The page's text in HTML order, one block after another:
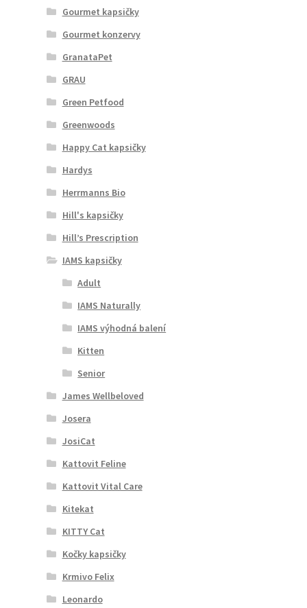
Gourmet kapsičky
Gourmet konzervy
GranataPet
GRAU
Green Petfood
Greenwoods
Happy Cat kapsičky
Hardys
Herrmanns Bio
Hill's kapsičky
Hill’s Prescription
IAMS kapsičky
Adult
IAMS Naturally
IAMS výhodná balení
Kitten
Senior
James Wellbeloved
Josera
JosiCat
Kattovit Feline
Kattovit Vital Care
Kitekat
KITTY Cat
Kočky kapsičky
Krmivo Felix
Leonardo